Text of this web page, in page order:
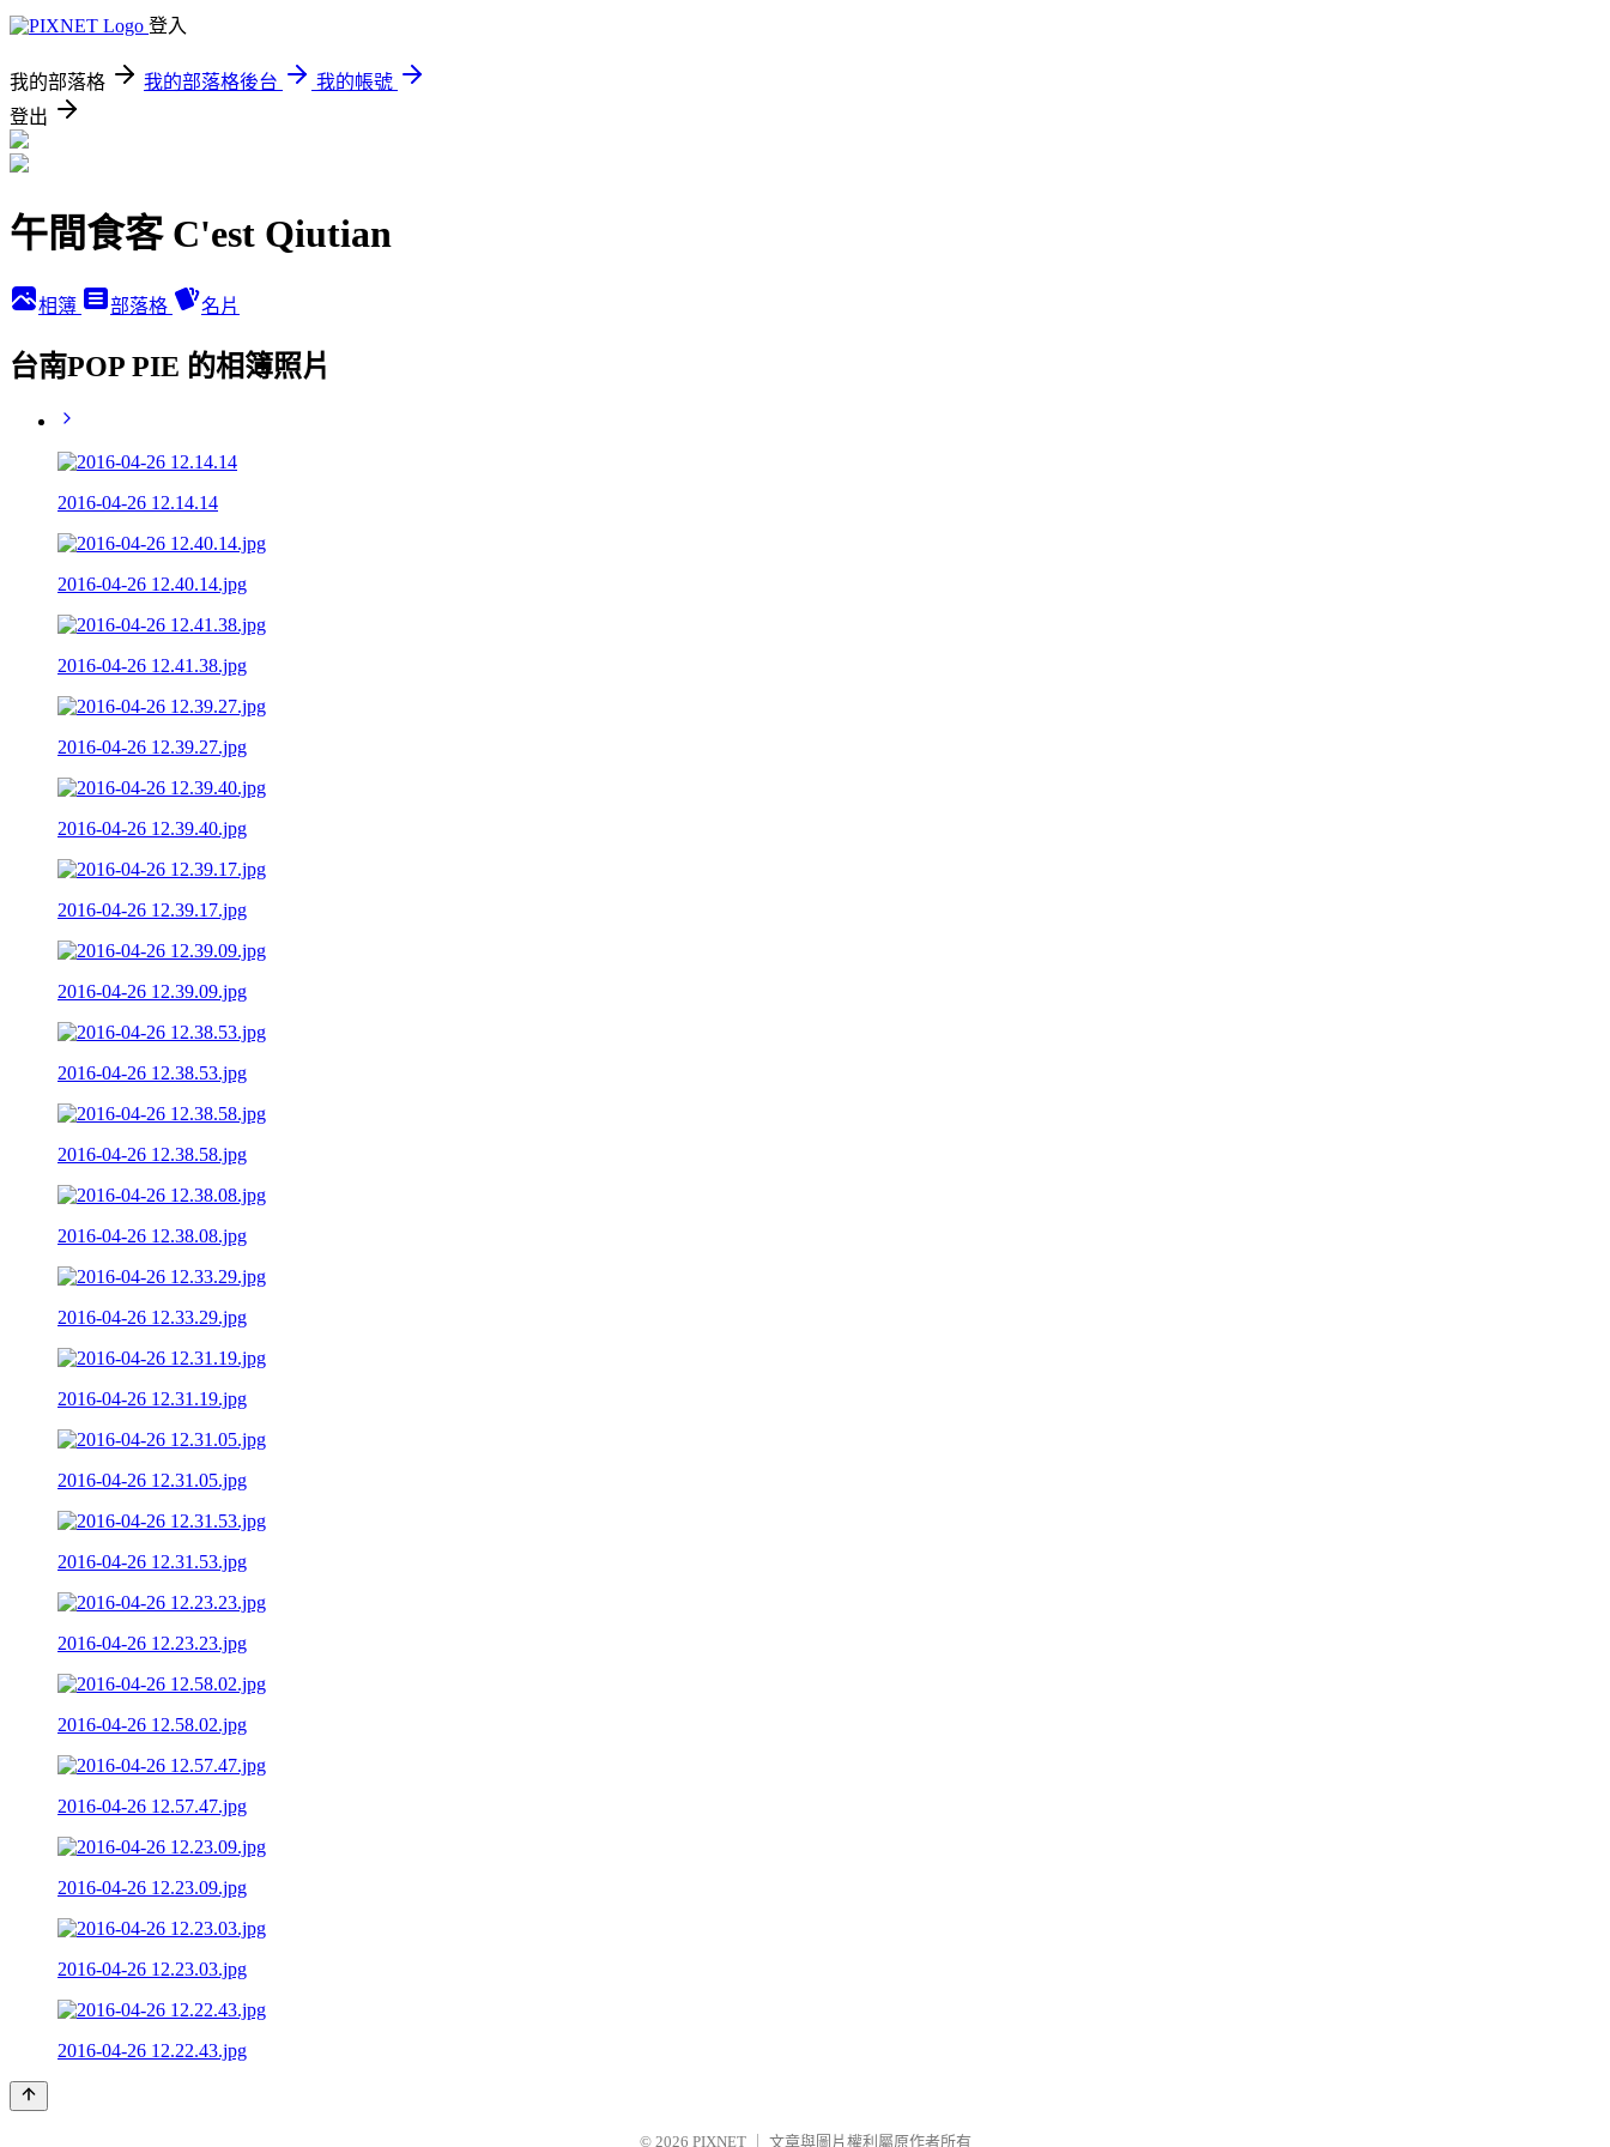
登入
我的部落格 我的部落格後台
我的帳號
登出
午間食客 C'est Qiutian
相簿 部落格 名片
台南POP PIE 的相簿照片
2016-04-26 12.14.14
2016-04-26 12.40.14.jpg
2016-04-26 12.41.38.jpg
2016-04-26 12.39.27.jpg
2016-04-26 12.39.40.jpg
2016-04-26 12.39.17.jpg
2016-04-26 12.39.09.jpg
2016-04-26 12.38.53.jpg
2016-04-26 12.38.58.jpg
2016-04-26 12.38.08.jpg
2016-04-26 12.33.29.jpg
2016-04-26 12.31.19.jpg
2016-04-26 12.31.05.jpg
2016-04-26 12.31.53.jpg
2016-04-26 12.23.23.jpg
2016-04-26 12.58.02.jpg
2016-04-26 12.57.47.jpg
2016-04-26 12.23.09.jpg
2016-04-26 12.23.03.jpg
2016-04-26 12.22.43.jpg
© 2026 PIXNET 文章與圖片權利屬原作者所有